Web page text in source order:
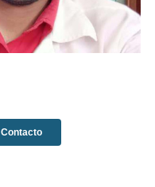
Contacto